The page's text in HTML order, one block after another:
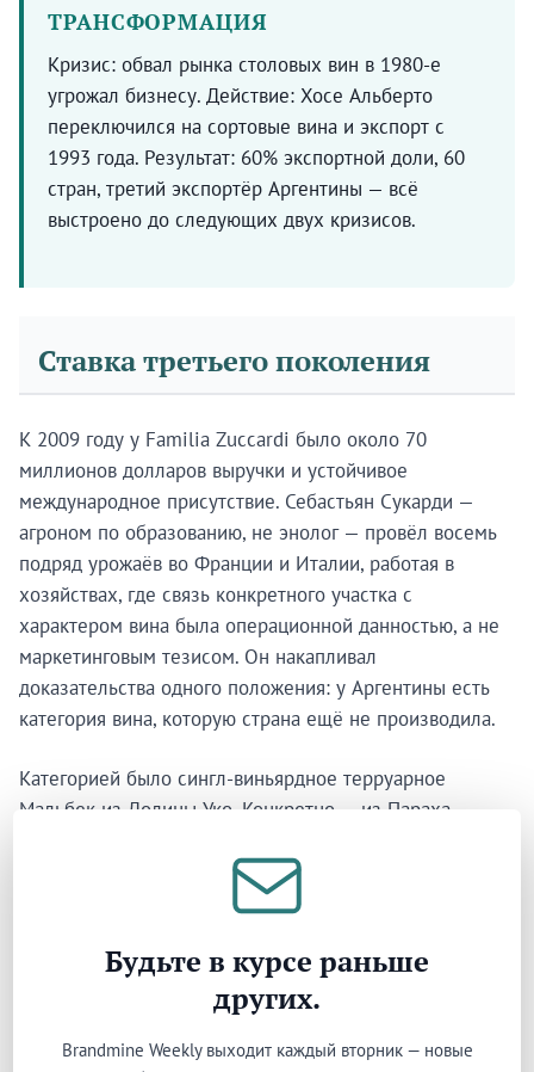
ТРАНСФОРМАЦИЯ
Кризис: обвал рынка столовых вин в 1980-е
угрожал бизнесу. Действие: Хосе Альберто
переключился на сортовые вина и экспорт с
1993 года. Результат: 60% экспортной доли, 60
стран, третий экспортёр Аргентины — всё
выстроено до следующих двух кризисов.
Ставка третьего поколения
К 2009 году у Familia Zuccardi было около 70
миллионов долларов выручки и устойчивое
международное присутствие. Себастьян Сукарди —
агроном по образованию, не энолог — провёл восемь
подряд урожаёв во Франции и Италии, работая в
хозяйствах, где связь конкретного участка с
характером вина была операционной данностью, а не
маркетинговым тезисом. Он накапливал
доказательства одного положения: у Аргентины есть
категория вина, которую страна ещё не производила.
Категорией было сингл-виньярдное терруарное
Мальбек из Долины Уко. Конкретно — из Параха
100 метров, где местные фермеры считали
известняково-каменистые почвы непригодными для
отдел Familia Zuccardi и закрепил первый участок в
Парахе Альтамира, для обустройства которого
камней. Отец сказал ему: «no me da más el cuero. Estoy
Будьте в курсе раньше
других.
Brandmine Weekly выходит каждый вторник — новые